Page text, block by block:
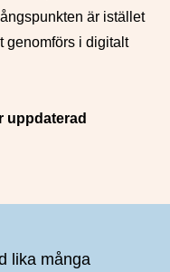
är istället
genomförs i digitalt
uppdaterad
lika många